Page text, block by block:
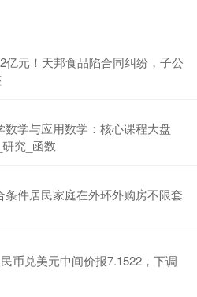
亿元！天邦食品陷合同纠纷，子公
学与应用数学：核心课程大盘
究_函数
件居民家庭在外环外购房不限套
币兑美元中间价报7.1522，下调